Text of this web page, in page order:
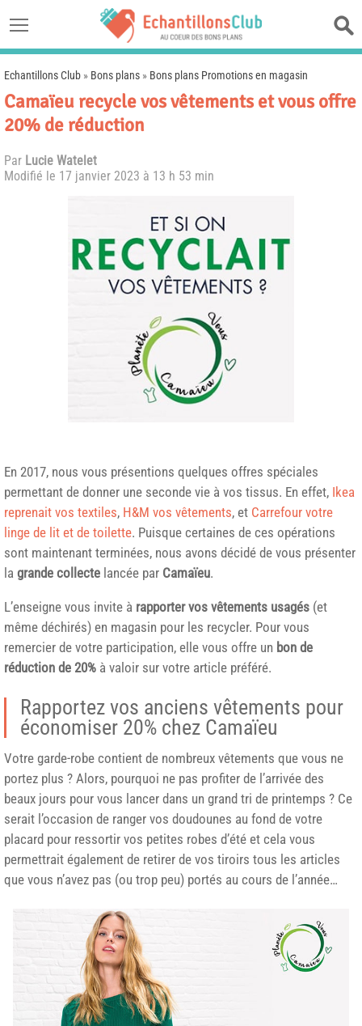
Echantillons Club » Bons plans » Bons plans Promotions en magasin
Camaïeu recycle vos vêtements et vous offre
20% de réduction
Par Lucie Watelet
Modifié le 17 janvier 2023 à 13 h 53 min
En 2017, nous vous présentions quelques offres spéciales
permettant de donner une seconde vie à vos tissus. En effet, Ikea
reprenait vos textiles, H&M vos vêtements, et Carrefour votre
linge de lit et de toilette. Puisque certaines de ces opérations
sont maintenant terminées, nous avons décidé de vous présenter
la grande collecte lancée par Camaïeu.
L’enseigne vous invite à rapporter vos vêtements usagés (et
même déchirés) en magasin pour les recycler. Pour vous
remercier de votre participation, elle vous offre un bon de
réduction de 20% à valoir sur votre article préféré.
Rapportez vos anciens vêtements pour
économiser 20% chez Camaïeu
Votre garde-robe contient de nombreux vêtements que vous ne
portez plus ? Alors, pourquoi ne pas profiter de l’arrivée des
beaux jours pour vous lancer dans un grand tri de printemps ? Ce
serait l’occasion de ranger vos doudounes au fond de votre
placard pour ressortir vos petites robes d’été et cela vous
permettrait également de retirer de vos tiroirs tous les articles
que vous n’avez pas (ou trop peu) portés au cours de l’année…